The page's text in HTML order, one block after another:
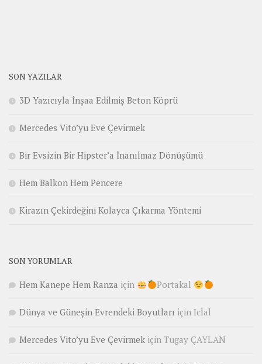
SON YAZILAR
3D Yazıcıyla İnşaa Edilmiş Beton Köprü
Mercedes Vito’yu Eve Çevirmek
Bir Evsizin Bir Hipster’a İnanılmaz Dönüşümü
Hem Balkon Hem Pencere
Kirazın Çekirdeğini Kolayca Çıkarma Yöntemi
SON YORUMLAR
Hem Kanepe Hem Ranza için Portakal
Dünya ve Güneşin Evrendeki Boyutları için Iclal
Mercedes Vito’yu Eve Çevirmek için Tugay ÇAYLAN